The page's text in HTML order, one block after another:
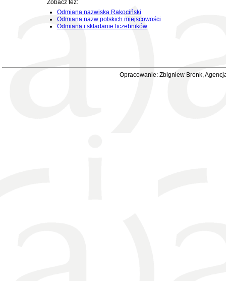
Zobacz też:
Odmiana nazwiska Rakociński
Odmiana nazw polskich miejscowości
Odmiana i składanie liczebników
Opracowanie: Zbigniew Bronk,